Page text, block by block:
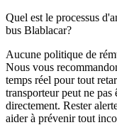
Quel est le processus
bus Blablacar?
Aucune politique de
Nous vous
temps réel pour tout
transporteur peut ne pas
directement. Rester
aider à prévenir tout